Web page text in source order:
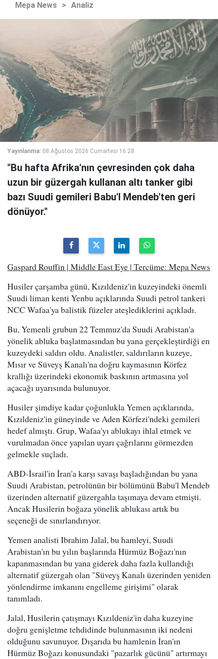
Mepa News > Analiz
Yayınlanma: 08 Ağustos 2026 Cumartesi 16:28
"Bu hafta Afrika'nın çevresinden çok daha
uzun bir güzergah kullanan altı tanker gibi
bazı Suudi gemileri Babu'l Mendeb'ten geri
dönüyor."
Gaspard Rouffin | Middle East Eye | Tercüme: Mepa News
Husiler çarşamba günü, Kızıldeniz'in kuzeyindeki önemli
Suudi liman kenti Yenbu açıklarında Suudi petrol tankeri
NCC Wafaa'ya balistik füzeler ateşlediklerini açıkladı.
Bu, Yemenli grubun 22 Temmuz'da Suudi Arabistan'a
yönelik abluka başlatmasından bu yana gerçekleştirdiği en
kuzeydeki saldırı oldu. Analistler, saldırıların kuzeye,
Mısır ve Süveyş Kanalı'na doğru kaymasının Körfez
krallığı üzerindeki ekonomik baskının artmasına yol
açacağı uyarısında bulunuyor.
Husiler şimdiye kadar çoğunlukla Yemen açıklarında,
Kızıldeniz'in güneyinde ve Aden Körfezi'ndeki gemileri
hedef almıştı. Grup, Wafaa'yı ablukayı ihlal etmek ve
vurulmadan önce yapılan uyarı çağrılarını görmezden
gelmekle suçladı.
ABD-İsrail'in İran'a karşı savaşı başladığından bu yana
Suudi Arabistan, petrolünün bir bölümünü Babu'l Mendeb
üzerinden alternatif güzergahla taşımaya devam etmişti.
Ancak Husilerin boğaza yönelik ablukası artık bu
seçeneği de sınırlandırıyor.
Yemen analisti Ibrahim Jalal, bu hamleyi, Suudi
Arabistan'ın bu yılın başlarında Hürmüz Boğazı'nın
kapanmasından bu yana giderek daha fazla kullandığı
alternatif güzergah olan "Süveyş Kanalı üzerinden yeniden
yönlendirme imkanını engelleme girişimi" olarak
tanımladı.
Jalal, Husilerin çatışmayı Kızıldeniz'in daha kuzeyine
doğru genişletme tehdidinde bulunmasının iki nedeni
olduğunu savunuyor. Dışarıda bu hamlenin İran'ın
Hürmüz Boğazı konusundaki "pazarlık gücünü" artırmayı